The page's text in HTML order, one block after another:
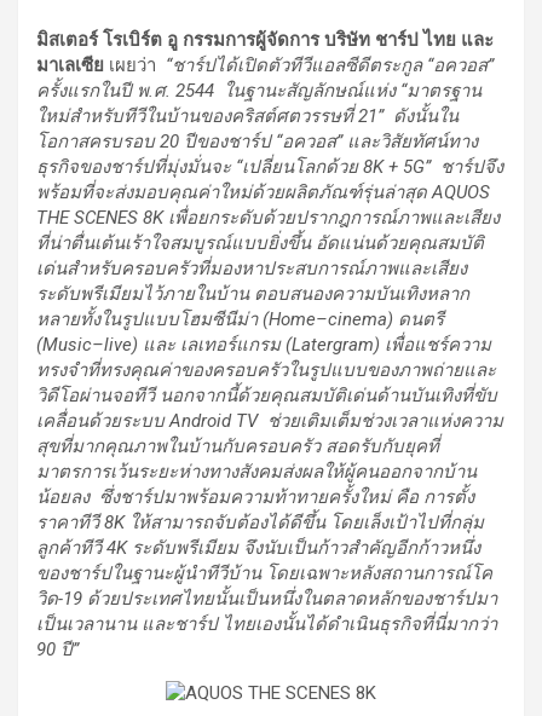
มิสเตอร์ โรเบิร์ต อู กรรมการผู้จัดการ บริษัท ชาร์ป ไทย และ
มาเลเซีย เผยว่า “ชาร์ปได้เปิดตัวทีวีแอลซีดีตระกูล “อควอส”
ครั้งแรกในปี พ.ศ. 2544
ในฐานะสัญลักษณ์แห่ง “มาตรฐาน
ใหม่สำหรับทีวีในบ้านของคริสต์ศตวรรษที่21” ดังนั้นใน
โอกาสครบรอบ20 ปีของชาร์ป “อควอส” และวิสัยทัศน์ทาง
ธุรกิจของชาร์ปที่มุ่งมั่นจะ “เปลี่ยนโลกด้วย8K+ 5G” ชาร์ปจึง
พร้อมที่จะส่งมอบคุณค่าใหม่ด้วยผลิตภัณฑ์รุ่นล่าสุดAQUOS
THE SCENES 8K เพื่อยกระดับด้วยปรากฎการณ์ภาพและเสียง
ที่น่าตื่นเต้นเร้าใจสมบูรณ์แบบยิ่งขึ้น อัดแน่นด้วยคุณสมบัติ
เด่นสำหรับครอบครัวที่มองหาประสบการณ์ภาพและเสียง
ระดับพรีเมียมไว้ภายในบ้าน ตอบสนองความบันเทิงหลาก
หลายทั้งในรูปแบบโฮมซีนีม่า (Home–cinema) ดนตรี
(Music–live) และ เลเทอร์แกรม (Latergram) เพื่อแชร์ความ
ทรงจำที่ทรงคุณค่าของครอบครัวในรูปแบบของภาพถ่ายและ
วิดีโอผ่านจอทีวี นอกจากนี้ด้วยคุณสมบัติเด่นด้านบันเทิงที่ขับ
เคลื่อนด้วยระบบAndroid TV ช่วยเติมเต็มช่วงเวลาแห่งความ
สุขที่มากคุณภาพในบ้านกับครอบครัว สอดรับกับยุคที่
มาตรการเว้นระยะห่างทางสังคมส่งผลให้ผู้คนออกจากบ้าน
น้อยลง ซึ่งชาร์ปมาพร้อมความท้าทายครั้งใหม่ คือ การตั้ง
ราคาทีวี8K ให้สามารถจับต้องได้ดีขึ้น โดยเล็งเป้าไปที่กลุ่ม
ลูกค้าทีวี4K ระดับพรีเมียม จึงนับเป็นก้าวสำคัญอีกก้าวหนึ่ง
ของชาร์ปในฐานะผู้นำทีวีบ้าน โดยเฉพาะหลังสถานการณ์โค
วิด-19 ด้วยประเทศไทยนั้นเป็นหนึ่งในตลาดหลักของชาร์ปมา
เป็นเวลานาน และชาร์ป ไทยเองนั้นได้ดำเนินธุรกิจที่นี่มากว่า
90 ปี”